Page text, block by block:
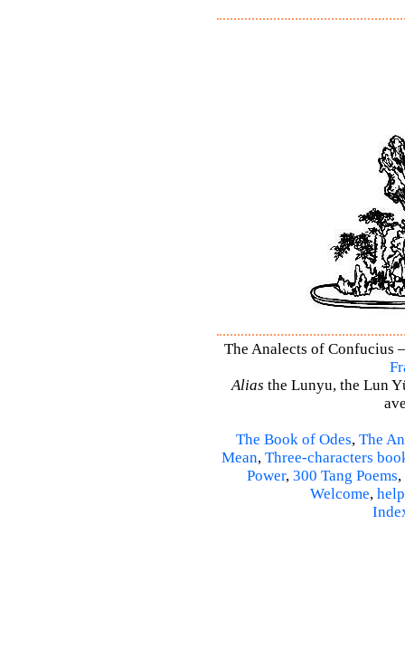
The Analects of Confucius
Alias the Lunyu, the Lun
The Book of Odes, The
Mean, Three-characters
Power, 300 Tang Poems,
Welcome, help